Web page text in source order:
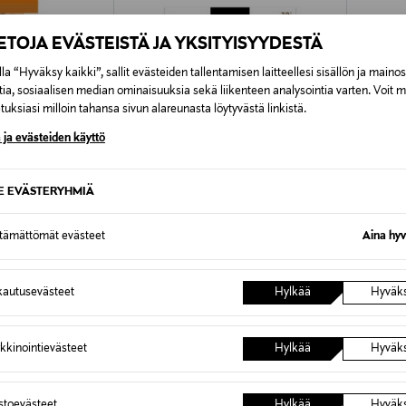
EVÄSTEISTÄ JA YKSITYISYYDESTÄ
“Hyväksy kaikki”, sallit evästeiden tallentamisen laitteellesi sisällön ja
sosiaalisen median ominaisuuksia sekä liikenteen analysointia varten. Voit
milloin tahansa sivun alareunasta löytyvästä linkistä.
ja evästeiden käyttö
EVÄSTERYHMIÄ
evästeet Aina
Hylkää
Hylkää
VOGUE
Pleasure 30 den -sukkahousut
Club-
Original
16,90 €